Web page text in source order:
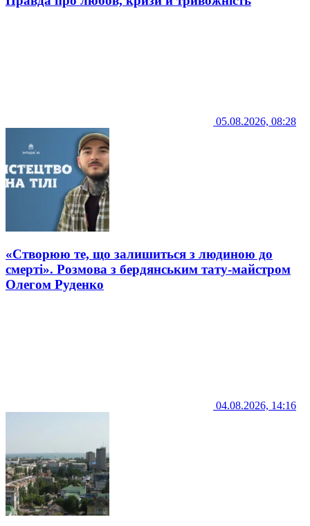
05.08.2026, 08:28
«Створюю те, що залишиться з людиною до
смерті». Розмова з бердянським тату-майстром
Олегом Руденко
04.08.2026, 14:16